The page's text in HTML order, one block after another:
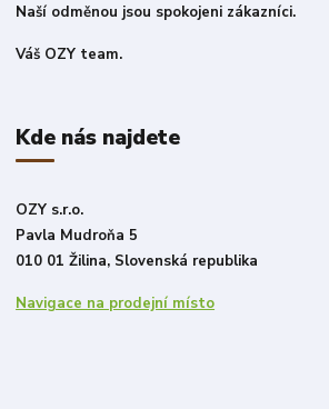
Naší odměnou jsou spokojeni zákazníci.
Váš OZY team.
Kde nás najdete
OZY s.r.o.
Pavla Mudroňa 5
010 01 Žilina, Slovenská republika
Navigace na prodejní místo